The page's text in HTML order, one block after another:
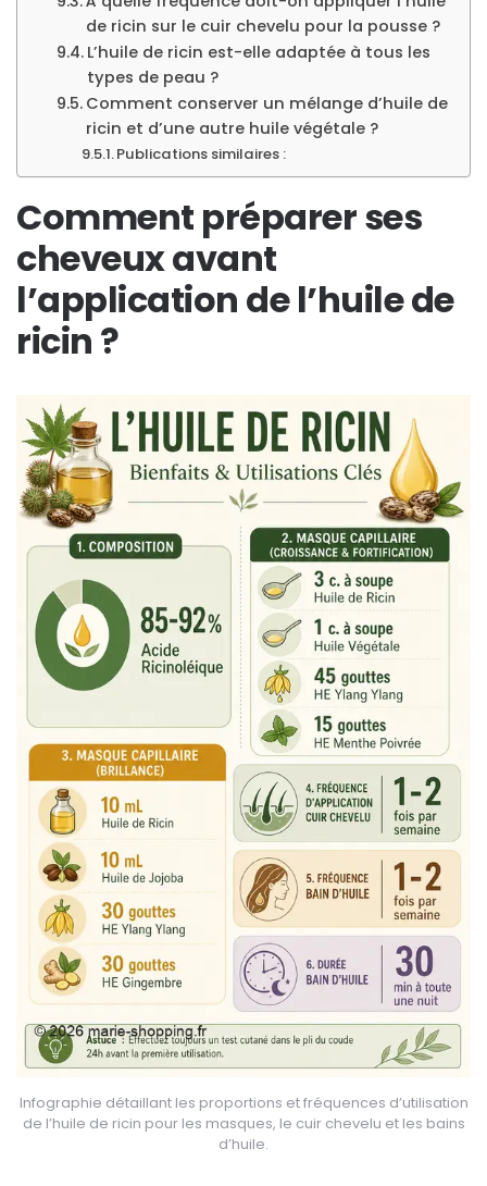
de ricin sur le cuir chevelu pour la pousse ?
L’huile de ricin est-elle adaptée à tous les
types de peau ?
Comment conserver un mélange d’huile de
ricin et d’une autre huile végétale ?
Publications similaires :
Comment préparer ses
cheveux avant
l’application de l’huile de
ricin ?
Infographie détaillant les proportions et fréquences d’utilisation
de l’huile de ricin pour les masques, le cuir chevelu et les bains
d’huile.